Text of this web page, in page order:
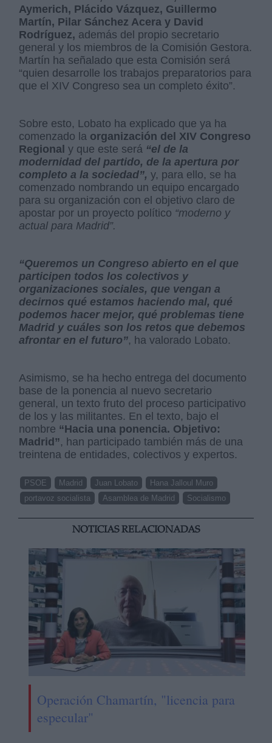
Aymerich, Plácido Vázquez, Guillermo
Martín, Pilar Sánchez Acera y David
Rodríguez, además del propio secretario
general y los miembros de la Comisión Gestora.
Martín ha señalado que esta Comisión será
“quien desarrolle los trabajos preparatorios para
que el XIV Congreso sea un completo éxito”.
Sobre esto, Lobato ha explicado que ya ha
comenzado la organización del XIV Congreso
Regional y que este será “el de la
modernidad del partido, de la apertura por
completo a la sociedad”, y, para ello, se ha
comenzado nombrando un equipo encargado
para su organización con el objetivo claro de
apostar por un proyecto político “moderno y
actual para Madrid”.
“Queremos un Congreso abierto en el que
participen todos los colectivos y
organizaciones sociales, que vengan a
decirnos qué estamos haciendo mal, qué
podemos hacer mejor, qué problemas tiene
Madrid y cuáles son los retos que debemos
afrontar en el futuro”, ha valorado Lobato.
Asimismo, se ha hecho entrega del documento
base de la ponencia al nuevo secretario
general, un texto fruto del proceso participativo
de los y las militantes. En el texto, bajo el
nombre “Hacia una ponencia. Objetivo:
Madrid”, han participado también más de una
treintena de entidades, colectivos y expertos.
PSOE Madrid Juan Lobato
Hana Jalloul Muro
portavoz socialista
Asamblea de Madrid Socialismo
NOTICIAS RELACIONADAS
Operación Chamartín, "licencia para
especular"